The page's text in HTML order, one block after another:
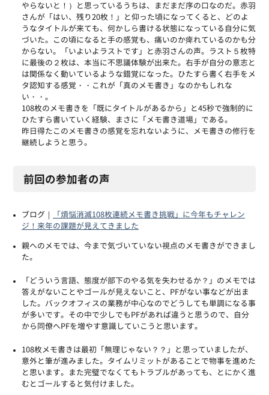
やらないと！）と思っているうちは、まだまだ序の口なのだ。赤羽
さんが「はい、残り20枚！」と仰った頃になってくると、どのよ
うなタイトルが来ても、何かしら書ける状態になっている自分に気
づいた。この頃になると手の感覚も、痛いのか痺れているのかも分
からない。「いよいよラストです」と赤羽さんの声。ラスト５枚特
に最後の２枚は、本当に不思議体験が出来た。右手が自分の意志と
は関係なく動いているような錯覚になった。ひたすら書く右手をメ
タ認知する感覚・・これが「真のメモ書き」なのかもしれな
い・・。
108枚のメモ書きを「既にタイトルがあるから」と45秒で強制的に
ひたすら書いていく経験、まさに「メモ書き道場」である。
昨日得たこのメモ書きの感覚を忘れないように、メモ書きの修行を
継続しようと思う。
前回の参加者の声
ブログ｜
「煩悩消滅108枚連続メモ書き挑戦」に今年もチャレン
ジ！来年の課題が見えてきました
親へのメモでは、今まで気づいていない視点のメモ書きができまし
た。
「どういう言語、態度が部下のやる気を失わせるか？」のメモでは
答えがないことやゴールが見えないこと、PFがない事などが出ま
した。バックオフィスの業務が中心なのでどうしても単調になる事
が多いです。その中で少しでもPFがあれば違うと思うので、自分
から同僚へPFを増やす意識していこうと思います。
108枚メモ書きは最初「無理じゃない？？」と思っていましたが、
意外と筆が進みました。タイムリミットがあることで物事を進めた
と思います。また完璧でなくてもトラブルがあっても、とにかく進
むとゴールすると気付けました。